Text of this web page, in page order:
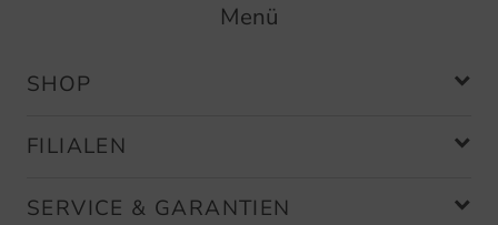
Menü
SHOP
FILIALEN
SERVICE & GARANTIEN